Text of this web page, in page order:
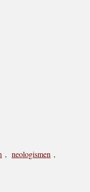
, neologismen ,